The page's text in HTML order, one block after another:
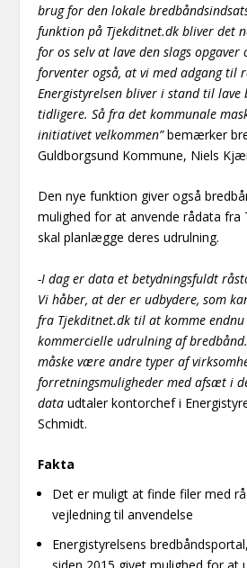
brug for den lokale
funktion på Tjekditnet.dk bliver det
for os selv at lave den slags opgaver
forventer også, at vi med adgang til
Energistyrelsen bliver i stand til lave
tidligere. Så fra det kommunale
initiativet velkommen”bemærker
Guldborgsund Kommune, Niels
Den nye funktion giver også
mulighed for at anvende rådata fra
skal planlægge deres udrulning.
-I dag er data et betydningsfuldt
Vi håber, at der er udbydere, som
fra Tjekditnet.dk til at komme
kommercielle udrulning af
måske være andre typer af
forretningsmuligheder med afsæt i
data udtaler kontorchef i
Schmidt.
Fakta
Det er muligt at finde filer med
vejledning til anvendelse
Energistyrelsens
siden 2015 givet mulighed for at